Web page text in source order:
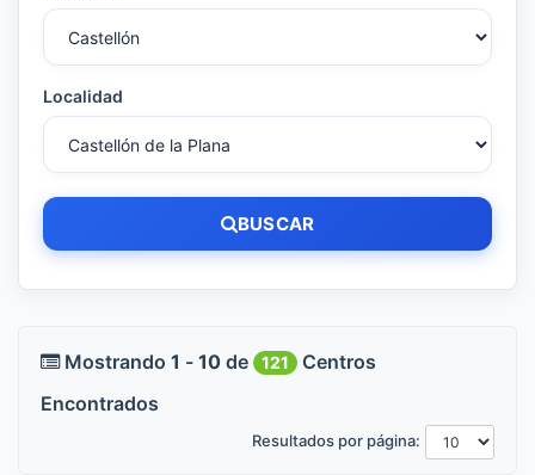
Localidad
BUSCAR
Mostrando 1 - 10 de 121
Centros
Encontrados
Resultados por página: